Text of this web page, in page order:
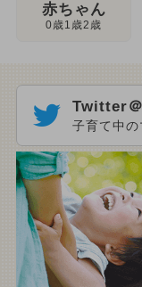
赤ちゃん
0歳1歳2歳
Twitter
子育て中の